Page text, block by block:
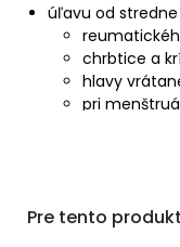
úľavu od stredne
chrbtice a
hlavy
pri
neuralgie
pri zápale
Pre tento